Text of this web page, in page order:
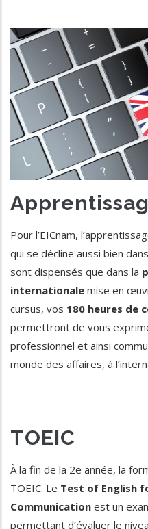
Pour l’EICnam,
qui se décline aussi bien
sont dispensés que dans la
internationale mise en
cursus, vos 180 heures de
permettront de vous
professionnel et ainsi
monde des affaires, à
TOEIC
À la fin de la 2e année, la
TOEIC. Le Test of English
Communication est un
permettant d’évaluer le